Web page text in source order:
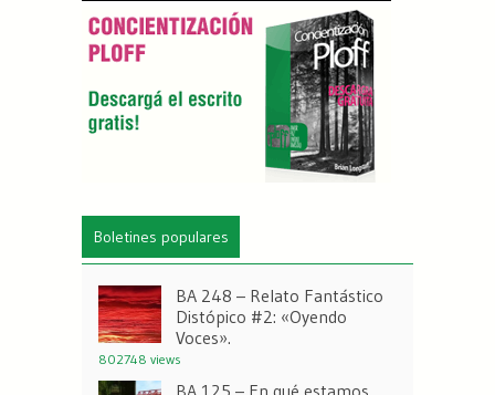
Boletines populares
BA 248 – Relato Fantástico
Distópico #2: «Oyendo
Voces».
802748 views
BA 125 – En qué estamos